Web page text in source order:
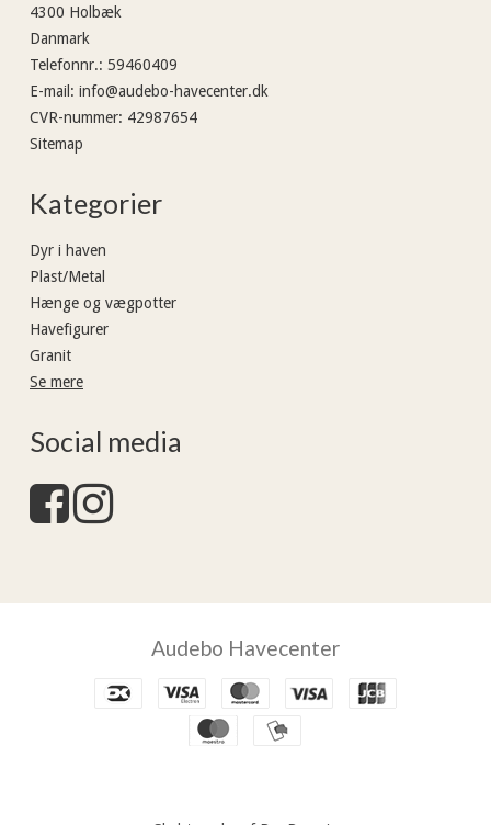
4300 Holbæk
Danmark
Telefonnr.: 59460409
E-mail : info@audebo-havecenter.dk
CVR-nummer: 42987654
Sitemap
Kategorier
Dyr i haven
Plast/Metal
Hænge og vægpotter
Havefigurer
Granit
Se mere
Social media
Audebo Havecenter